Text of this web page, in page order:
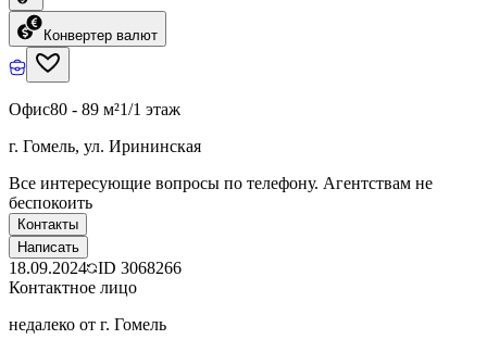
Конвертер валют
Офис80 - 89 м²1/1 этаж
г. Гомель, ул. Ирининская
Все интересующие вопросы по телефону. Агентствам не
беспокоить
Контакты
Написать
18.09.2024 ID 3068266
Контактное лицо
недалеко от г. Гомель